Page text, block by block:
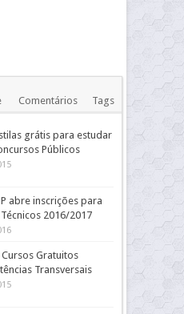
Comentários Tags
grátis para estudar
Públicos
abre inscrições para
2016/2017
Cursos Gratuitos
Transversais